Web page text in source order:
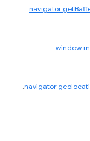
.
.
.